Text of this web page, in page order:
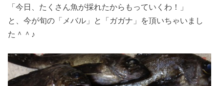
「今日、たくさん魚が採れたからもっていくわ！」
と、今が旬の「メバル」と「ガガナ」を頂いちゃいまし
た＾＾♪